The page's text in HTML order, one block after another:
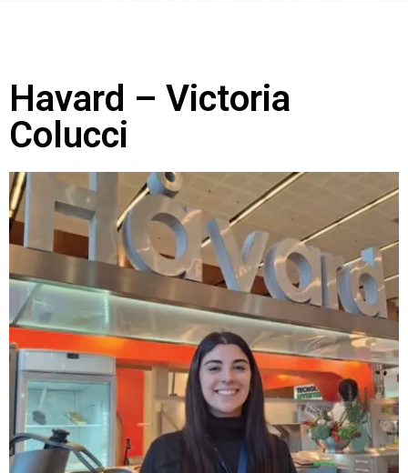
Havard – Victoria
Colucci